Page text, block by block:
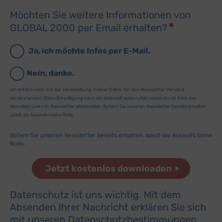
Möchten Sie weitere Informationen von
GLOBAL 2000 per Email erhalten?
Ja, ich möchte Infos per E-Mail.
Nein, danke.
Ich erkläre mich mit der Verarbeitung meiner Daten für den Newsletter Versand
einverstanden. Diese Einwilligung kann ich jederzeit widerrufen sowie durch Klick des
Abmelde-Links im Newsletter abbestellen. Sofern Sie unseren Newsletter bereits erhalten,
spielt die Auswahl keine Rolle.
Sofern Sie unseren Newsletter bereits erhalten, spielt die Auswahl keine
Rolle.
Datenschutz ist uns wichtig. Mit dem
Absenden Ihrer Nachricht erklären Sie sich
Unbounce, Kanada
Switch
Sonstige Inhalte(8)
Buzzsprout
Higher Pixels, USA
Facebook
Meta Platforms Ireland Ltd., Irland
Details
Switch zum
Open Street Map
Spotteron Maps
Spotteron GmbH, Österreich
Detailszu Spotteron Maps
Switch zum
TYPEFORM S.L., Spanien
Vimeo
Detailszu Vimeo
Switch zum